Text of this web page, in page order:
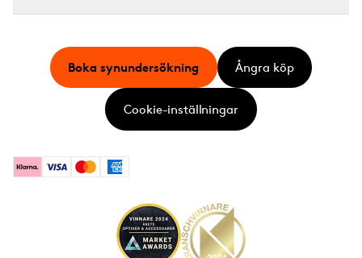
KlarnaVisa MastercardAmerican Express
Boka synundersökning Ångra köp
Cookie-inställningar